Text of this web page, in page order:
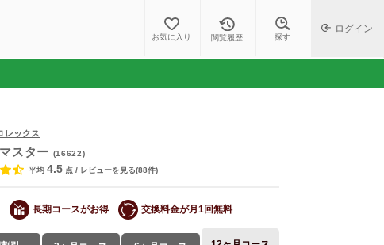
お気に入り 閲覧履歴 探す
ログイン
レックス
スター (16622)
平均 4.5 点 / レビューを見る(88件)
長期コースがお得 交換料金が月1回無料